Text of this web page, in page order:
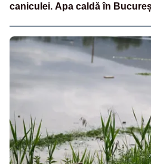
caniculei. Apa caldă în